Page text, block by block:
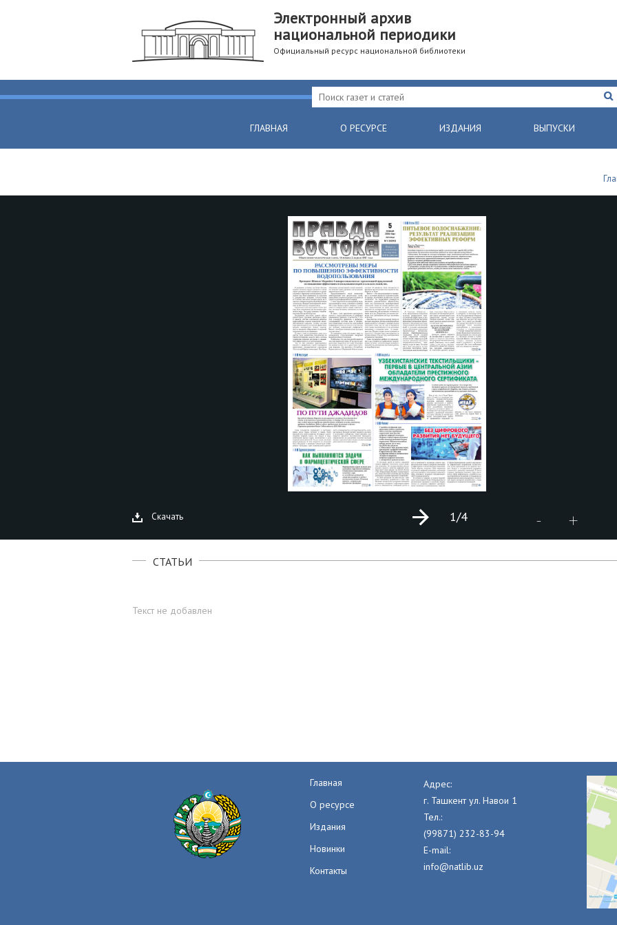
Электронный архив
национальной периодики
Официальный ресурс национальной библиотеки
ГЛАВНАЯ О РЕСУРСЕ ИЗДАНИЯ ВЫПУСКИ
Скачать - +
1/4
СТАТЬИ
Текст не добавлен
Главная
О ресурсе
Издания
Новинки
Контакты
Адрес:
г. Ташкент ул. Навои 1
Тел.:
(99871) 232-83-94
E-mail:
info@natlib.uz